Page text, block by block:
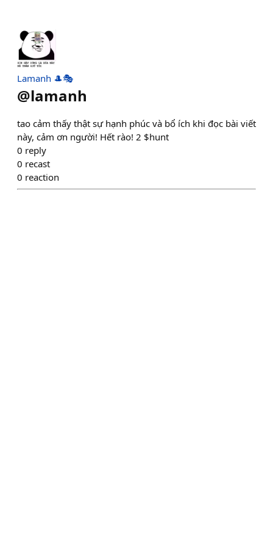
Lamanh 🎩🎭
@lamanh
tao cảm thấy thật sự hạnh phúc và bổ ích khi đọc bài viết
này, cảm ơn người! Hết rào! 2 $hunt
0 reply
0 recast
0 reaction